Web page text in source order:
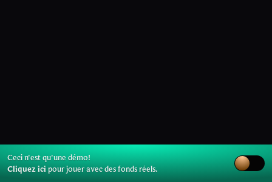
Ceci n'est qu'une démo!
Cliquez ici pour jouer avec des fonds réels.